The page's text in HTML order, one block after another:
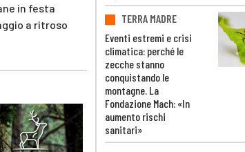
in festa
a ritroso
TERRA MADRE
Eventi estremi e crisi
climatica: perché le
zecche stanno
conquistando le
montagne. La
Fondazione Mach: «In
aumento rischi
sanitari»